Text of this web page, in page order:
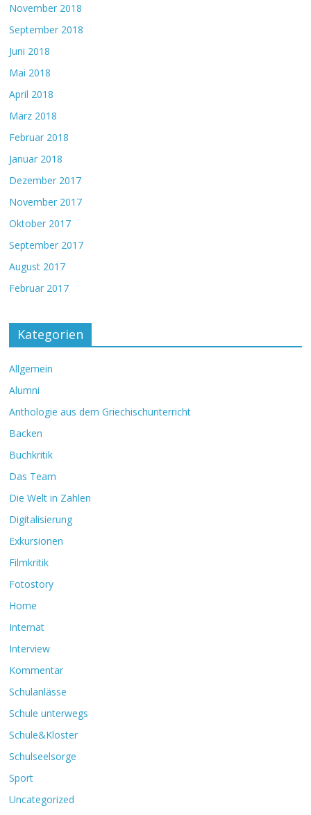
November 2018
September 2018
Juni 2018
Mai 2018
April 2018
März 2018
Februar 2018
Januar 2018
Dezember 2017
November 2017
Oktober 2017
September 2017
August 2017
Februar 2017
Kategorien
Allgemein
Alumni
Anthologie aus dem Griechischunterricht
Backen
Buchkritik
Das Team
Die Welt in Zahlen
Digitalisierung
Exkursionen
Filmkritik
Fotostory
Home
Internat
Interview
Kommentar
Schulanlässe
Schule unterwegs
Schule&Kloster
Schulseelsorge
Sport
Uncategorized